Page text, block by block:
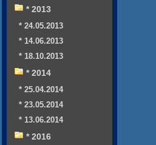
* 2013
* 24.05.2013
* 14.06.2013
* 18.10.2013
* 2014
* 25.04.2014
* 23.05.2014
* 13.06.2014
* 2016